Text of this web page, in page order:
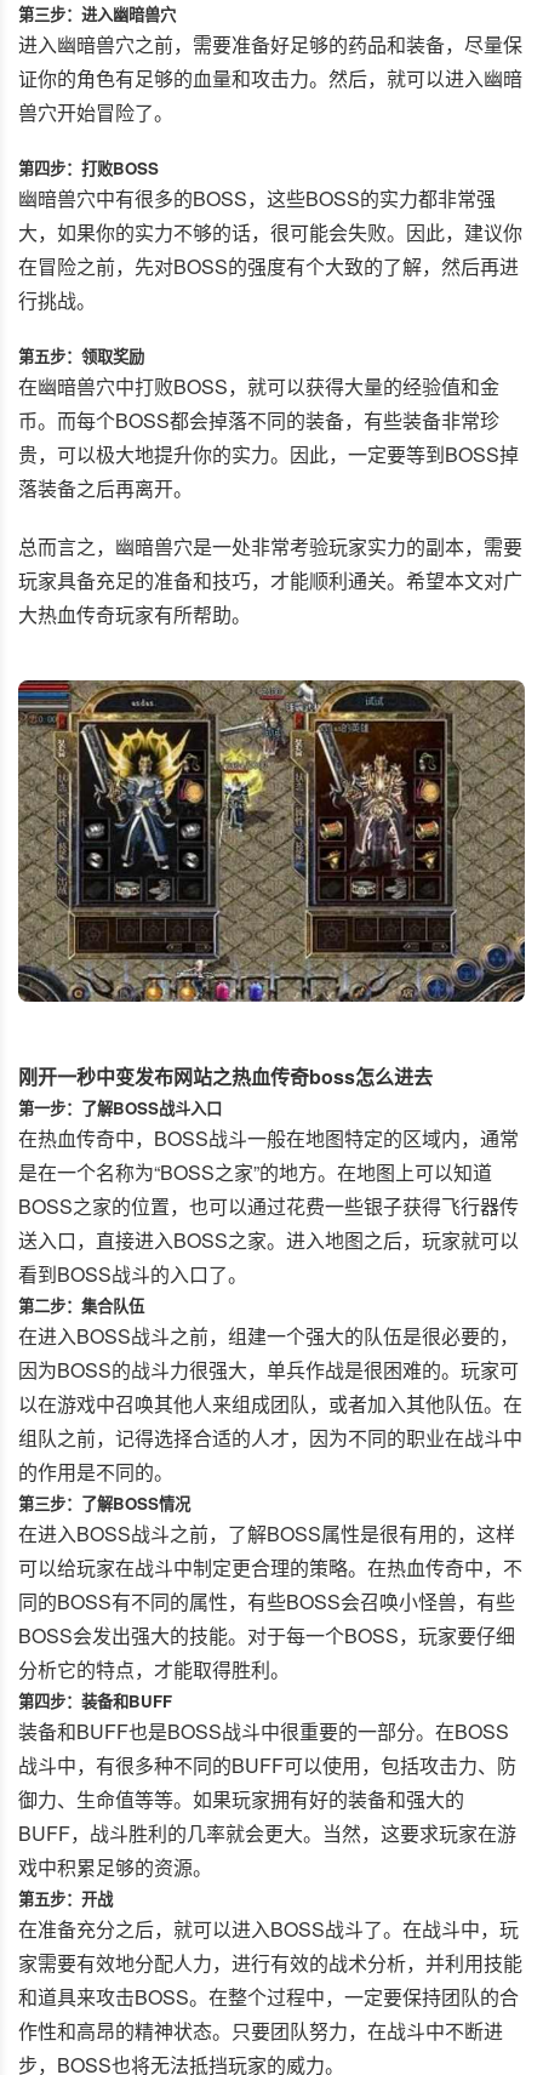
第三步：进入幽暗兽穴
进入幽暗兽穴之前，需要准备好足够的药品和装备，尽量保
证你的角色有足够的血量和攻击力。然后，就可以进入幽暗
兽穴开始冒险了。
第四步：打败BOSS
幽暗兽穴中有很多的BOSS，这些BOSS的实力都非常强
大，如果你的实力不够的话，很可能会失败。因此，建议你
在冒险之前，先对BOSS的强度有个大致的了解，然后再进
行挑战。
第五步：领取奖励
在幽暗兽穴中打败BOSS，就可以获得大量的经验值和金
币。而每个BOSS都会掉落不同的装备，有些装备非常珍
贵，可以极大地提升你的实力。因此，一定要等到BOSS掉
落装备之后再离开。
总而言之，幽暗兽穴是一处非常考验玩家实力的副本，需要
玩家具备充足的准备和技巧，才能顺利通关。希望本文对广
大热血传奇玩家有所帮助。
刚开一秒中变发布网站之热血传奇boss怎么进去
第一步：了解BOSS战斗入口
在热血传奇中，BOSS战斗一般在地图特定的区域内，通常
是在一个名称为“BOSS之家”的地方。在地图上可以知道
BOSS之家的位置，也可以通过花费一些银子获得飞行器传
送入口，直接进入BOSS之家。进入地图之后，玩家就可以
看到BOSS战斗的入口了。
第二步：集合队伍
在进入BOSS战斗之前，组建一个强大的队伍是很必要的，
因为BOSS的战斗力很强大，单兵作战是很困难的。玩家可
以在游戏中召唤其他人来组成团队，或者加入其他队伍。在
组队之前，记得选择合适的人才，因为不同的职业在战斗中
的作用是不同的。
第三步：了解BOSS情况
在进入BOSS战斗之前，了解BOSS属性是很有用的，这样
可以给玩家在战斗中制定更合理的策略。在热血传奇中，不
同的BOSS有不同的属性，有些BOSS会召唤小怪兽，有些
BOSS会发出强大的技能。对于每一个BOSS，玩家要仔细
分析它的特点，才能取得胜利。
第四步：装备和BUFF
装备和BUFF也是BOSS战斗中很重要的一部分。在BOSS
战斗中，有很多种不同的BUFF可以使用，包括攻击力、防
御力、生命值等等。如果玩家拥有好的装备和强大的
BUFF，战斗胜利的几率就会更大。当然，这要求玩家在游
戏中积累足够的资源。
第五步：开战
在准备充分之后，就可以进入BOSS战斗了。在战斗中，玩
家需要有效地分配人力，进行有效的战术分析，并利用技能
和道具来攻击BOSS。在整个过程中，一定要保持团队的合
作性和高昂的精神状态。只要团队努力，在战斗中不断进
步，BOSS也将无法抵挡玩家的威力。